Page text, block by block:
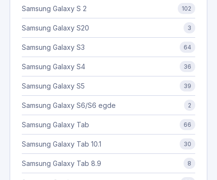
Samsung Galaxy S 2 102
Samsung Galaxy S20 3
Samsung Galaxy S3 64
Samsung Galaxy S4 36
Samsung Galaxy S5 39
Samsung Galaxy S6/S6 egde 2
Samsung Galaxy Tab 66
Samsung Galaxy Tab 10.1 30
Samsung Galaxy Tab 8.9 8